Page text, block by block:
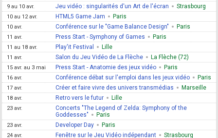
9 au 10 avr. Jeu vidéo : singularités d'un Art de l'écran Strasbourg
10 au 12 avr. HTML5 Game Jam Paris
10 avr. Conférence sur le "Game Balance Design" Paris
11 avr. Press Start - Symphony of Games Paris
11 au 18 avr. Play'it Festival Lille
11 avr. Salon du Jeu Vidéo de La Flèche La Flèche (72)
15 avr. au 3 mai Press Start - Anatomie des jeux vidéo Paris
16 avr. Conférence débat sur l'emploi dans les jeux vidéo Paris
17 avr. Créer et faire vivre des univers transmédias Marseille
18 avr. Retro vers le futur Lille
23 avr.
Concerts "The Legend of Zelda: Symphony of the
Goddesses"
Paris
23 avr. Developer Day Paris
24 avr. Fenêtre sur le Jeu Vidéo indépendant Strasbourg